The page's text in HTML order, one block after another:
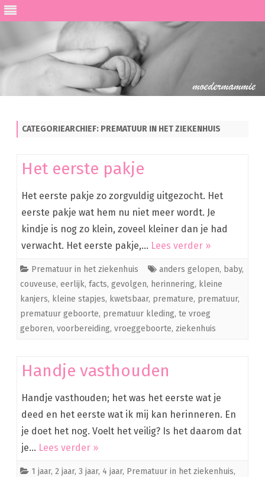
de
CATEGORIEARCHIEF: PREMATUUR IN HET ZIEKENHUIS
Het eerste pakje
Het eerste pakje zo zorgvuldig uitgezocht. Het
eerste pakje wat hem nu niet meer wordt. Je
kindje is nog zo klein, zoveel kleiner dan je had
verwacht. Het eerste pakje,… Lees verder »
Prematuur in het ziekenhuis anders gelopen, baby,
couveuse, eerlijk, facts, gevolgen, herinnering, kleine
kanjers, kleine stapjes, kwetsbaar, premature, prematuur,
prematuur geboorte, prematuur kleding, te vroeg
geboren, voorbereiding, vroeggeboorte, ziekenhuis
Handje vasthouden
Handje vasthouden; het was het eerste wat je
deed en het eerste wat ik mij kan herinneren. En
je doet het nog. Voelt het veilig? Is het daarom dat
je… Lees verder »
1 jaar, 2 jaar, 3 jaar, 4 jaar, Prematuur in het ziekenhuis,